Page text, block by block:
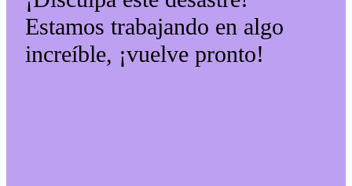
Estamos trabajando en algo
increíble, ¡vuelve pronto!